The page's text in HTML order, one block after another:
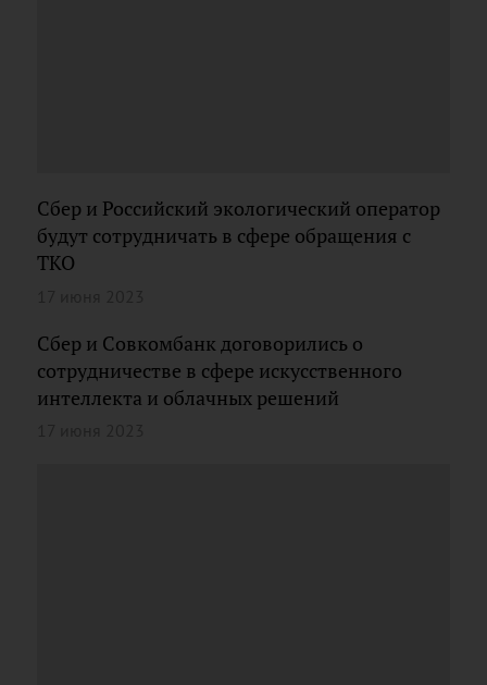
Сбер и Российский экологический оператор
будут сотрудничать в сфере обращения с
ТКО
Сбер и Совкомбанк договорились о
сотрудничестве в сфере искусственного
интеллекта и облачных решений